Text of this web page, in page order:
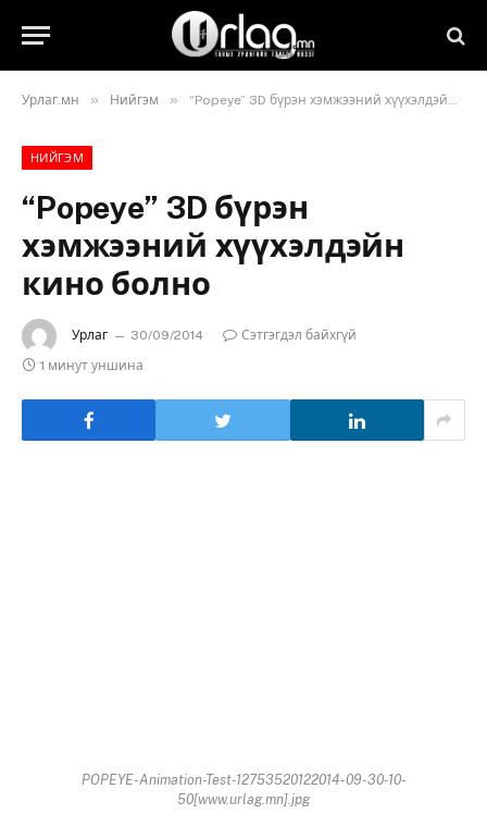
Урлаг.мн » Нийгэм » “Popeye” 3D бүрэн хэмжээний хүүхэлдэйн кино болно
НИЙГЭМ
“Popeye” 3D бүрэн
хэмжээний хүүхэлдэйн
кино болно
Урлаг 30/09/2014
Сэтгэгдэл байхгүй
1 минут уншина
POPEYE-Animation-Test-12753520122014-09-30-10-
50[www.urlag.mn].jpg